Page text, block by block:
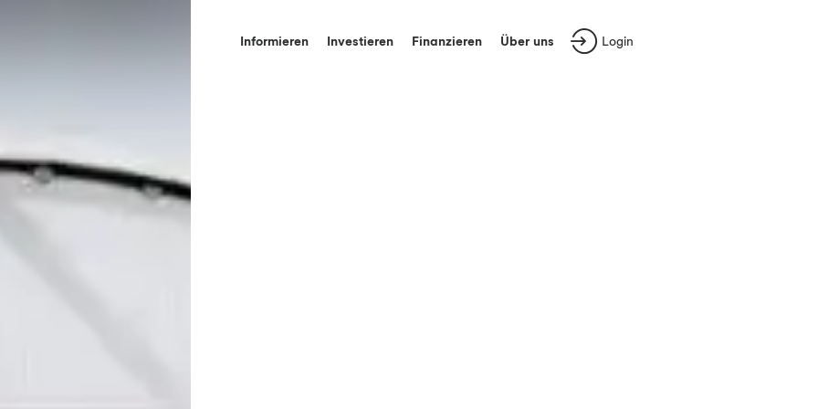
Informieren Investieren Finanzieren Über uns Login